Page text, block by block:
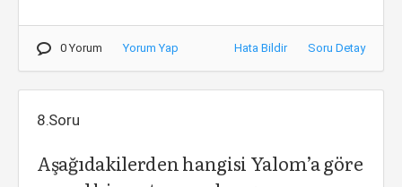
0 Yorum Yorum Yap Hata Bildir Soru Detay
8.Soru
Aşağıdakilerden hangisi Yalom’a göre